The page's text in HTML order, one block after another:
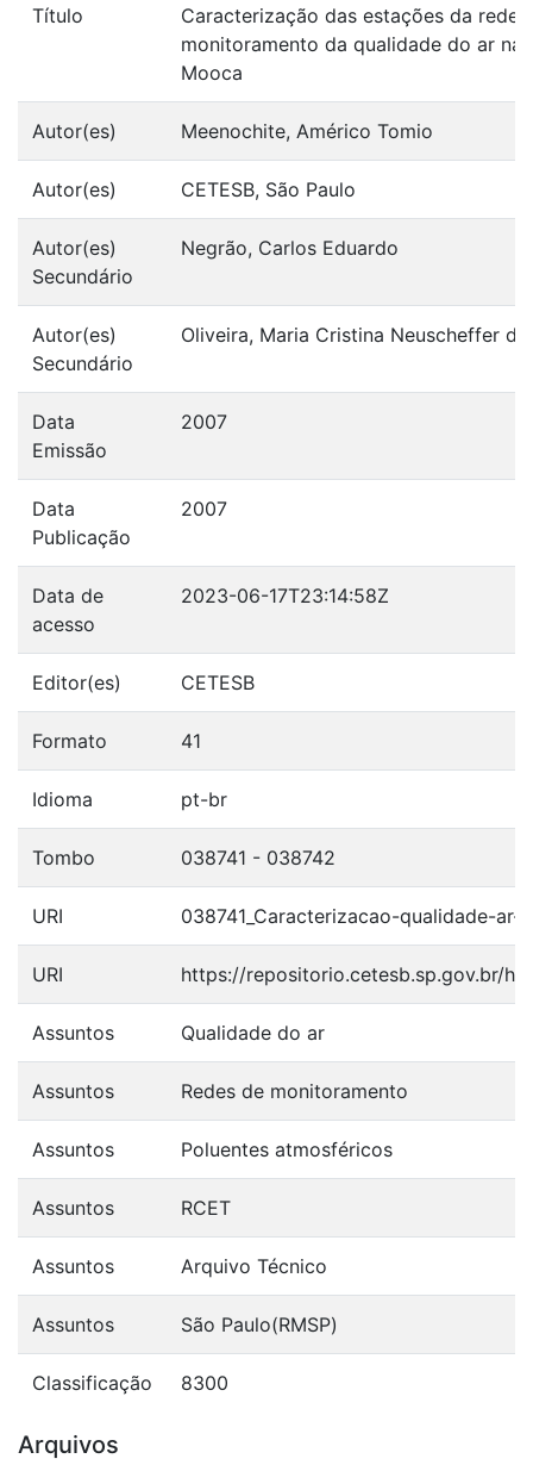
Título
Caracterização das estações da rede
monitoramento da qualidade do ar na
Mooca
Autor(es) Meenochite, Américo Tomio
Autor(es) CETESB, São Paulo
Autor(es)
Secundário
Negrão, Carlos Eduardo
Autor(es)
Secundário
Oliveira, Maria Cristina Neuscheffer de
Data
Emissão
2007
Data
Publicação
2007
Data de
acesso
2023-06-17T23:14:58Z
Editor(es) CETESB
Formato 41
Idioma pt-br
Tombo 038741 - 038742
URI 038741_Caracterizacao-qualidade-ar-
URI https://repositorio.cetesb.sp.gov.br/
Assuntos Qualidade do ar
Assuntos Redes de monitoramento
Assuntos Poluentes atmosféricos
Assuntos RCET
Assuntos Arquivo Técnico
Assuntos São Paulo(RMSP)
Classificação 8300
Arquivos